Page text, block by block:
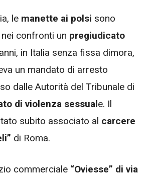
le manette ai polsi sono
confronti un pregiudicato
in Italia senza fissa dimora,
un mandato di arresto
dalle Autorità del Tribunale di
di violenza sessuale. Il
subito associato al carcere
di Roma.
commerciale “Oviesse” di via